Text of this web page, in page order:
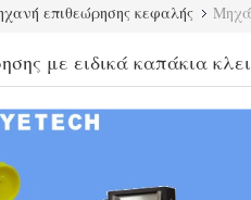
επιθεώρησης κεφαλής
με ειδικά καπάκια